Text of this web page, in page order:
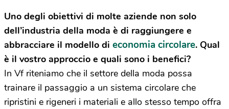
Uno degli obiettivi di molte aziende non solo
dell’industria della moda è di raggiungere e
abbracciare il modello di economia circolare. Qual
è il vostro approccio e quali sono i benefici?
In Vf riteniamo che il settore della moda possa
trainare il passaggio a un sistema circolare che
ripristini e rigeneri i materiali e allo stesso tempo offra